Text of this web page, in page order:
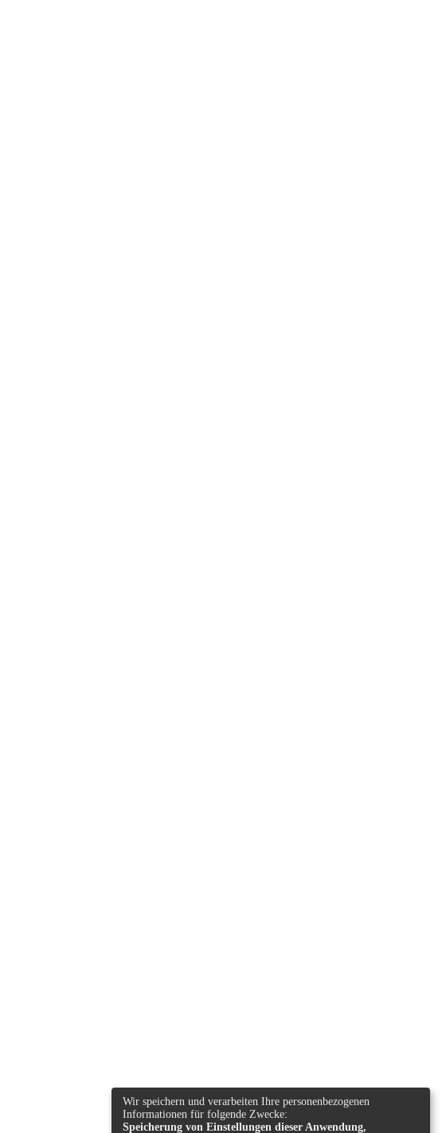
Wir speichern und verarbeiten Ihre personenbezogenen
Informationen für folgende Zwecke:
Speicherung von Einstellungen dieser Anwendung,